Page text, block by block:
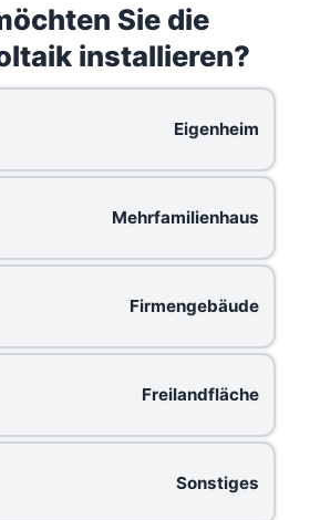
Sie die
installieren?
Eigenheim
Mehrfamilienhaus
Firmengebäude
Freilandfläche
Sonstiges